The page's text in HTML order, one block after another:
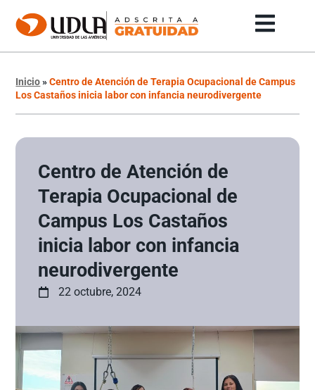
Inicio»Centro de Atención de Terapia Ocupacional de Campus
Los Castaños inicia labor con infancia neurodivergente
Centro de Atención de
Terapia Ocupacional de
Campus Los Castaños
inicia labor con infancia
neurodivergente
22 octubre, 2024